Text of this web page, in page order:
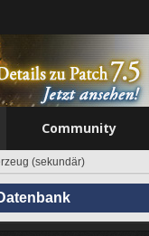
Community
(sekundär)